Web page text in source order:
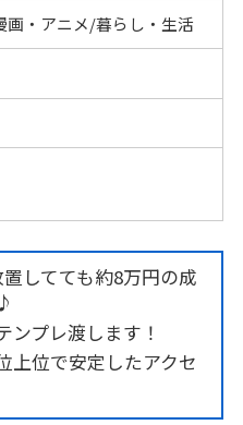
画・アニメ/暮らし・生活
してても約8万円の成
ンプレ渡します！
上位で安定したアクセ